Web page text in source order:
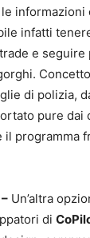
infatti
e
di polizia,
pure dai
il programma
Un’altra
di